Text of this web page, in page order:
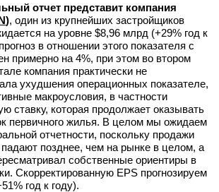
отчет представит компания
), один из крупнейших застройщиков
на уровне $8,96 млрд (+29% год к
в отношении этого показателя с
примерно на 4%, при этом во втором
компания практически не
ухудшения операционных показателе,
макроусловия, в частности
ставку, которая продолжает оказывать
первичного жилья. В целом мы ожидаем
отчетности, поскольку продажи
позднее, чем на рынке в целом, а
собственные ориентиры в
Скорректированную EPS прогнозируем
год к году).